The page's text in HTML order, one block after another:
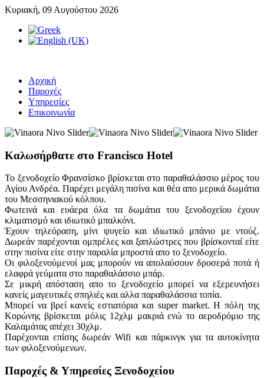
Κυριακή, 09 Αυγούστου 2026
Αρχική
Παροχές
Υπηρεσίες
Επικοινωνία
Καλωσήρθατε στο Francisco Hotel
Το ξενοδοχείο Φρανσίσκο βρίσκεται στο παραθαλάσσιο μέρος του
Αγίου Ανδρέα. Παρέχει μεγάλη πισίνα και θέα απο μερικά δωμάτια
του Μεσσηνιακού κόλπου.
Φωτεινά και ευάερα όλα τα δωμάτια του ξενοδοχείου έχουν
κλιματισμό και ιδιωτικό μπαλκόνι.
Έχουν τηλεόραση, μίνι ψυγείο και ιδιωτικό μπάνιο με ντούζ.
Δωρεάν παρέχονται ομπρέλες και ξαπλώστρες που βρίσκονταί είτε
στην πισίνα είτε στην παραλία μπροστά απο το ξενοδοχείο.
Οι φιλοξενούμενοί μας μπορούν να απολαύσουν δροσερά ποτά ή
ελαφρά γεύματα στο παραθαλάσσιο μπάρ.
Σε μικρή απόσταση απο το ξενοδοχείο μπορεί να εξερευνήσει
κανείς μαγευτικές σπηλιές και αλλα παραθαλάσσια τοπία.
Μπορεί να βρεί κανείς εστιατόρια και super market. Η πόλη της
Κορώνης βρίσκεται μόλις 12χλμ μακριά ενώ το αεροδρόμιο της
Καλαμάτας απέχει 30χλμ.
Παρέχονται επίσης δωρεάν Wifi και πάρκινγκ για τα αυτοκίνητα
των φιλοξενούμενων.
Παροχές & Υπηρεσίες Ξενοδοχείου